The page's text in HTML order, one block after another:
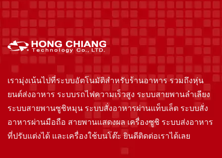
เรามุ่งเน้นไปที่ระบบอัตโนมัติสำหรับร้านอาหาร รวมถึงหุ่น
ยนต์ส่งอาหาร ระบบรถไฟความเร็วสูง ระบบสายพานลำเลียง
ระบบสายพานซูชิหมุน ระบบสั่งอาหารผ่านแท็บเล็ต ระบบสั่ง
อาหารผ่านมือถือ สายพานแสดงผล เครื่องซูชิ ระบบส่งอาหาร
ที่ปรับแต่งได้ และเครื่องใช้บนโต๊ะ ยินดีติดต่อเราได้เลย